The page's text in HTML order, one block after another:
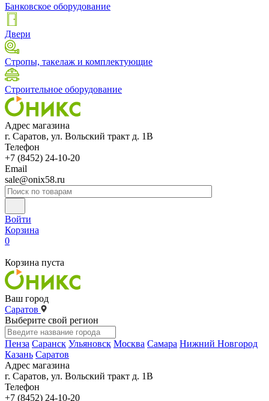
Банковское оборудование
Двери
Стропы, такелаж и комплектующие
Строительное оборудование
Адрес магазина
г. Саратов, ул. Вольский тракт д. 1В
Телефон
+7 (8452) 24-10-20
Email
sale@onix58.ru
Войти
Корзина
0
Корзина пуста
Ваш город
Саратов
Выберите свой регион
Пенза Саранск Ульяновск Москва Самара Нижний Новгород
Казань Саратов
Адрес магазина
г. Саратов, ул. Вольский тракт д. 1В
Телефон
+7 (8452) 24-10-20